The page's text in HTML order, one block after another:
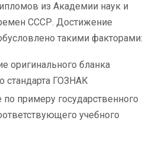
из Академии наук и
СССР. Достижение
такими факторами:
оригинального бланка
стандарта ГОЗНАК
по примеру государственного
учебного